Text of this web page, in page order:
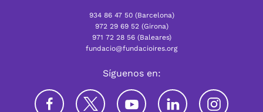
934 86 47 50 (Barcelona)
972 29 69 52 (Girona)
971 72 28 56 (Baleares)
fundacio@fundacioires.org
Síguenos en: